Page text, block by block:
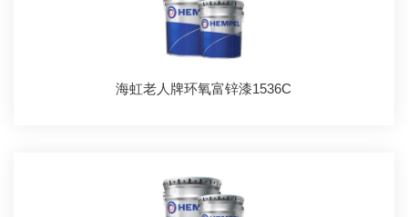
海虹老人牌环氧富锌漆1536C